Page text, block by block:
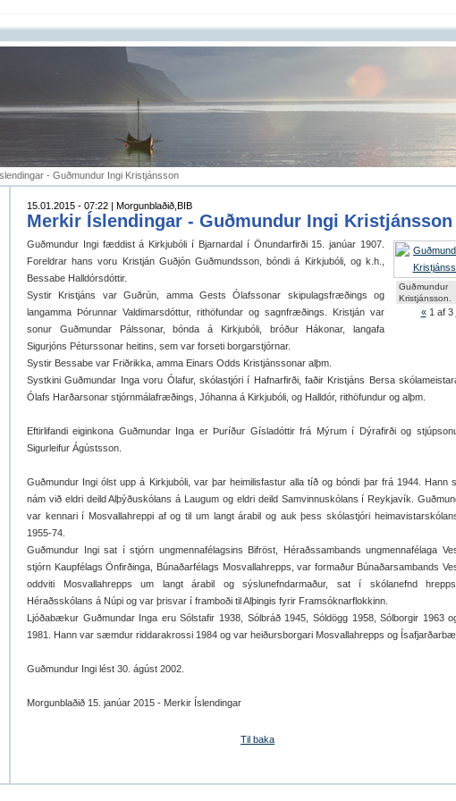
- Guðmundur Ingi Kristjánsson
15.01.2015 - 07:22 | Morgunblaðið,BIB
Merkir Íslendingar - Guðmundur Ingi Kristjánsson
Kristjánsson.
« 1 af 3
Guðmundur Ingi fæddist á Kirkjubóli í Bjarnardal í Önundarfirði 15. janúar 1907.
Foreldrar hans voru Kristján Guðjón Guðmundsson, bóndi á Kirkjubóli, og k.h.,
Bessabe Halldórsdóttir.
Systir Kristjáns var Guðrún, amma Gests Ólafssonar skipulagsfræðings og
langamma Þórunnar Valdimarsdóttur, rithöfundar og sagnfræðings. Kristján var
sonur Guðmundar Pálssonar, bónda á Kirkjubóli, bróður Hákonar, langafa
Sigurjóns Péturssonar heitins, sem var forseti borgarstjórnar.
Systir Bessabe var Friðrikka, amma Einars Odds Kristjánssonar alþm.
Systkini Guðmundar Inga voru Ólafur, skólastjóri í Hafnarfirði, faðir Kristjáns Bersa
Ólafs Harðarsonar stjórnmálafræðings, Jóhanna á Kirkjubóli, og Halldór, rithöfundur og alþm.
Eftirlifandi eiginkona Guðmundar Inga er Þuríður Gísladóttir frá Mýrum í Dýrafirði og
Sigurleifur Ágústsson.
Guðmundur Ingi ólst upp á Kirkjubóli, var þar heimilisfastur alla tíð og bóndi þar frá 1944. Hann
nám við eldri deild Alþýðuskólans á Laugum og eldri deild Samvinnuskólans í Reykjavík.
var kennari í Mosvallahreppi af og til um langt árabil og auk þess skólastjóri
1955-74.
Guðmundur Ingi sat í stjórn ungmennafélagsins Bifröst, Héraðssambands ungmennafélaga
stjórn Kaupfélags Önfirðinga, Búnaðarfélags Mosvallahrepps, var formaður Búnaðarsambands
oddviti Mosvallahrepps um langt árabil og sýslunefndarmaður, sat í skólanefnd
Héraðsskólans á Núpi og var þrisvar í framboði til Alþingis fyrir Framsóknarflokkinn.
Ljóðabækur Guðmundar Inga eru Sólstafir 1938, Sólbráð 1945, Sóldögg 1958, Sólborgir 1963
1981. Hann var sæmdur riddarakrossi 1984 og var heiðursborgari Mosvallahrepps og
Guðmundur Ingi lést 30. ágúst 2002.
Morgunblaðið 15. janúar 2015 - Merkir Íslendingar
Til baka